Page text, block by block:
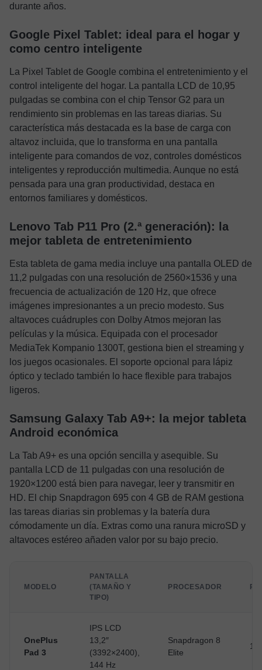
durante años.
Google Pixel Tablet: ideal para el hogar y
como centro inteligente
La Pixel Tablet de Google combina el entretenimiento y el
control inteligente del hogar. La pantalla LCD de 10,95
pulgadas se combina con el chip Tensor G2 para un
rendimiento sin problemas en las tareas diarias. Su
característica más destacada es la base de carga con
altavoz incluida, que lo transforma en una pantalla
inteligente para comandos de voz, controles domésticos
inteligentes y reproducción multimedia. Aunque no está
pensada para una gran productividad, destaca en
entornos familiares y domésticos.
Lenovo Tab P11 Pro (2.ª generación): la
mejor tableta de entretenimiento
Esta tableta de gama media incluye una pantalla OLED de
11,2 pulgadas con una resolución de 2560×1536 y una
frecuencia de actualización de 120 Hz, que ofrece
imágenes impresionantes a un precio modesto. Sus
altavoces cuádruples con Dolby Atmos mejoran las
películas y la música. Equipada con el procesador
MediaTek Kompanio 1300T, gestiona bien el streaming y
los juegos ocasionales. El soporte opcional para lápiz
óptico y teclado también lo hace flexible para trabajos
ligeros.
Samsung Galaxy Tab A9+: la mejor tableta
Android económica
La Tab A9+ es una opción sencilla y asequible. Su
pantalla LCD de 11 pulgadas con una resolución de
1920×1200 está bien para navegar, leer y transmitir en
HD. El chip Snapdragon 695 con 4 GB de RAM gestiona
las tareas diarias sin problemas y la batería dura
cómodamente un día. Extras como una ranura microSD y
altavoces estéreo añaden valor por su bajo precio.
MODELO
PANTALLA
(TAMAÑO Y
TIPO)
PROCESADOR
OnePlus
Pad 3
IPS LCD
13,2″
(3392×2400),
144 Hz
Snapdragon 8
Elite
12